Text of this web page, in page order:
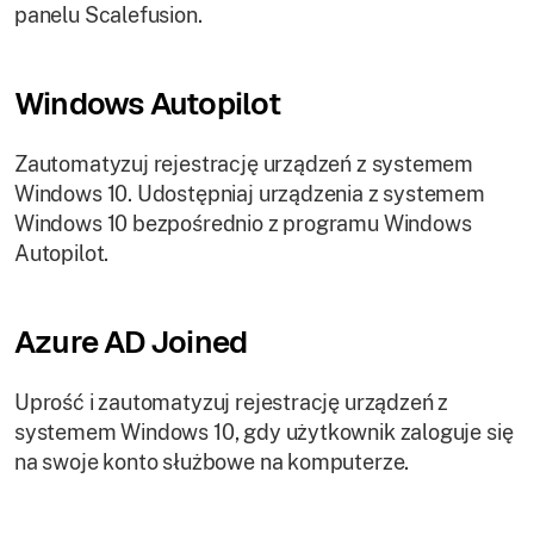
panelu Scalefusion.
Windows Autopilot
Zautomatyzuj rejestrację urządzeń z systemem
Windows 10. Udostępniaj urządzenia z systemem
Windows 10 bezpośrednio z programu Windows
Autopilot.
Azure AD Joined
Uprość i zautomatyzuj rejestrację urządzeń z
systemem Windows 10, gdy użytkownik zaloguje się
na swoje konto służbowe na komputerze.